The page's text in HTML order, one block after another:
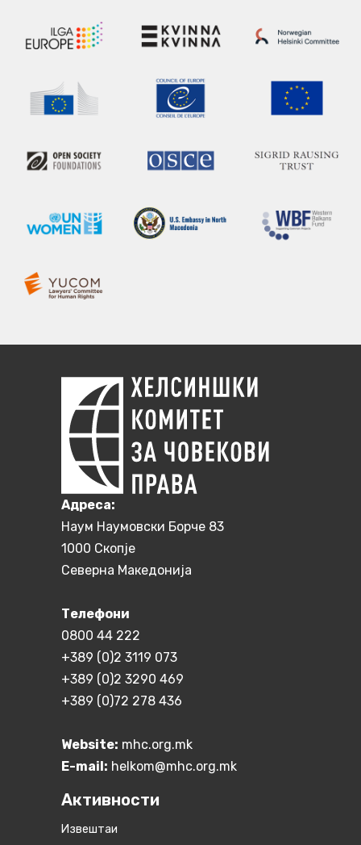
Aдреса:
Наум Наумовски Борче 83
1000 Скопје
Северна Македонија
Телефони
0800 44 222
+389 (0)2 3119 073
+389 (0)2 3290 469
+389 (0)72 278 436
Website: mhc.org.mk
E-mail: helkom@mhc.org.mk
Активности
Извештаи